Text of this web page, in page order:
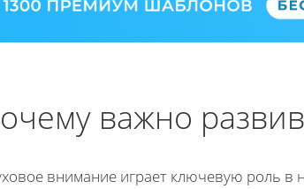
важно
внимание играет ключевую роль